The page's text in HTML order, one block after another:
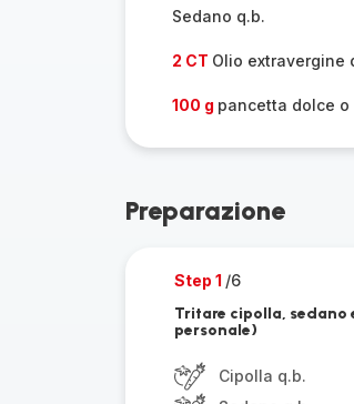
Sedano q.b.
2 CT Olio extravergine
100 g pancetta dolce
Preparazione
Step 1 /6
Tritare cipolla,
personale)
Cipolla q.b.